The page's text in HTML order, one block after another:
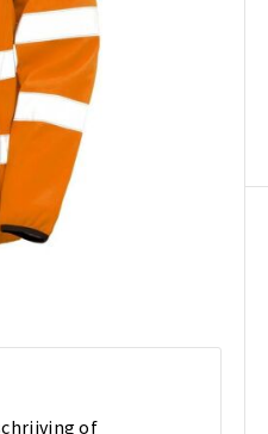
of